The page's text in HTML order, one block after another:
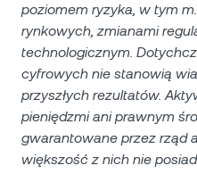
poziomem ryzyka, w tym
rynkowych, zmianami
technologicznym.
cyfrowych nie stanowią
przyszłych rezultatów.
pieniędzmi ani prawnym
gwarantowane przez rząd
większość z nich nie